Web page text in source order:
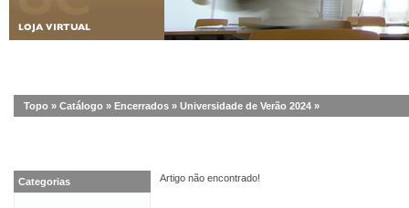
Topo » Catálogo » Encerrados » Universidade de Verão 2024 »
Artigo não encontrado!
Categorias